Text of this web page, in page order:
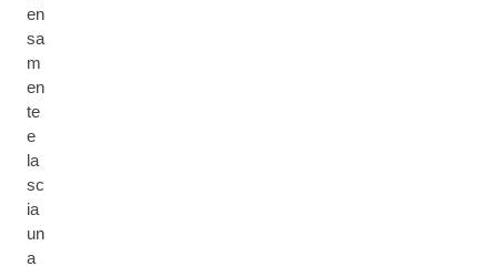
en
sa
m
en
te
e
la
sc
ia
un
a